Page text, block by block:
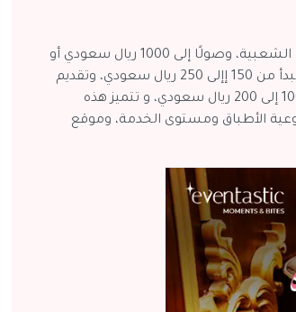
بين 50 ريال سعودي للبوفيهات الشعبية، وصولًا إلى 1000 ريال سعودي أو
أكثر للبوفيهات الفاخرة في الفنادق ذات الخمس نجوم، ولكن البوفيهات المتوسطة تبدأ من 150 إإلى 250 ريال سعودي، وتقديم
تشكيلة متنوعة من الأطباق التقليدية والعالمية، بينما البوفيهات العائلية تبدأ من 100 إلى 200 ريال سعودي، و تتميز هذه
الأطباق ومستوى الخدمة، وموقع